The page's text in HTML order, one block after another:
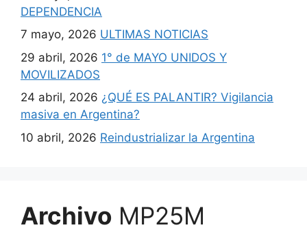
DEPENDENCIA
7 mayo, 2026 ULTIMAS NOTICIAS
29 abril, 2026 1° de MAYO UNIDOS Y
MOVILIZADOS
24 abril, 2026 ¿QUÉ ES PALANTIR? Vigilancia
masiva en Argentina?
10 abril, 2026 Reindustrializar la Argentina
Archivo MP25M